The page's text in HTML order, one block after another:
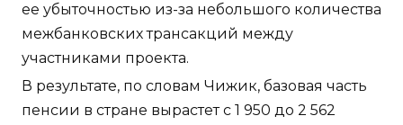
ее убыточностью из-за небольшого количества
межбанковских трансакций между
участниками проекта.
В результате, по словам Чижик, базовая часть
пенсии в стране вырастет с 1 950 до 2 562